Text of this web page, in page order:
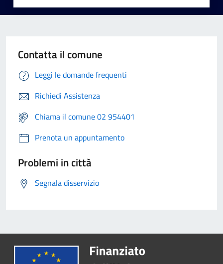
Contatta il comune
Leggi le domande frequenti
Richiedi Assistenza
Chiama il comune 02 954401
Prenota un appuntamento
Problemi in città
Segnala disservizio